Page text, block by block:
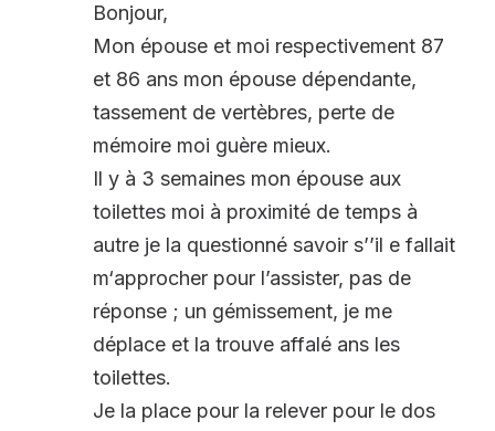
Bonjour,
Mon épouse et moi respectivement 87
et 86 ans mon épouse dépendante,
tassement de vertèbres, perte de
mémoire moi guère mieux.
Il y à 3 semaines mon épouse aux
toilettes moi à proximité de temps à
autre je la questionné savoir s’’il e fallait
m‘approcher pour l’assister, pas de
réponse ; un gémissement, je me
déplace et la trouve affalé ans les
toilettes.
Je la place pour la relever pour le dos